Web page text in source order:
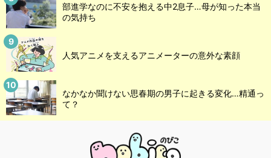
部進学なのに不安を抱える中2息子…母が知った本当
の気持ち
人気アニメを支えるアニメーターの意外な素顔
なかなか聞けない思春期の男子に起きる変化…精通っ
て？